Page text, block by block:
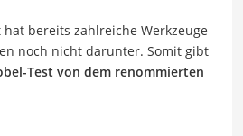
bereits zahlreiche Werkzeuge
noch nicht darunter. Somit gibt
Test von dem renommierten